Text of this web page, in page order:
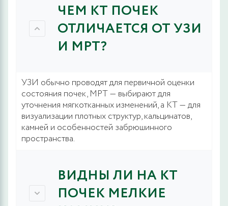
ЧЕМ КТ ПОЧЕК
ОТЛИЧАЕТСЯ ОТ УЗИ
И МРТ?
УЗИ обычно проводят для первичной оценки
состояния почек, МРТ — выбирают для
уточнения мягкотканных изменений, а КТ — для
визуализации плотных структур, кальцинатов,
камней и особенностей забрюшинного
пространства.
ВИДНЫ ЛИ НА КТ
ПОЧЕК МЕЛКИЕ